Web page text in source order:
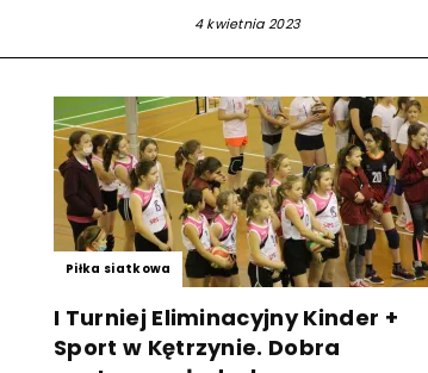
4 kwietnia 2023
Piłka siatkowa
I Turniej Eliminacyjny Kinder +
Sport w Kętrzynie. Dobra